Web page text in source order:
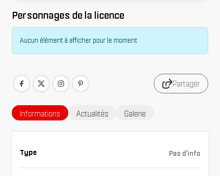
Personnages de la licence
Aucun élément à afficher pour le moment
Partager
Informations Actualités Galerie
Type Pas d'info